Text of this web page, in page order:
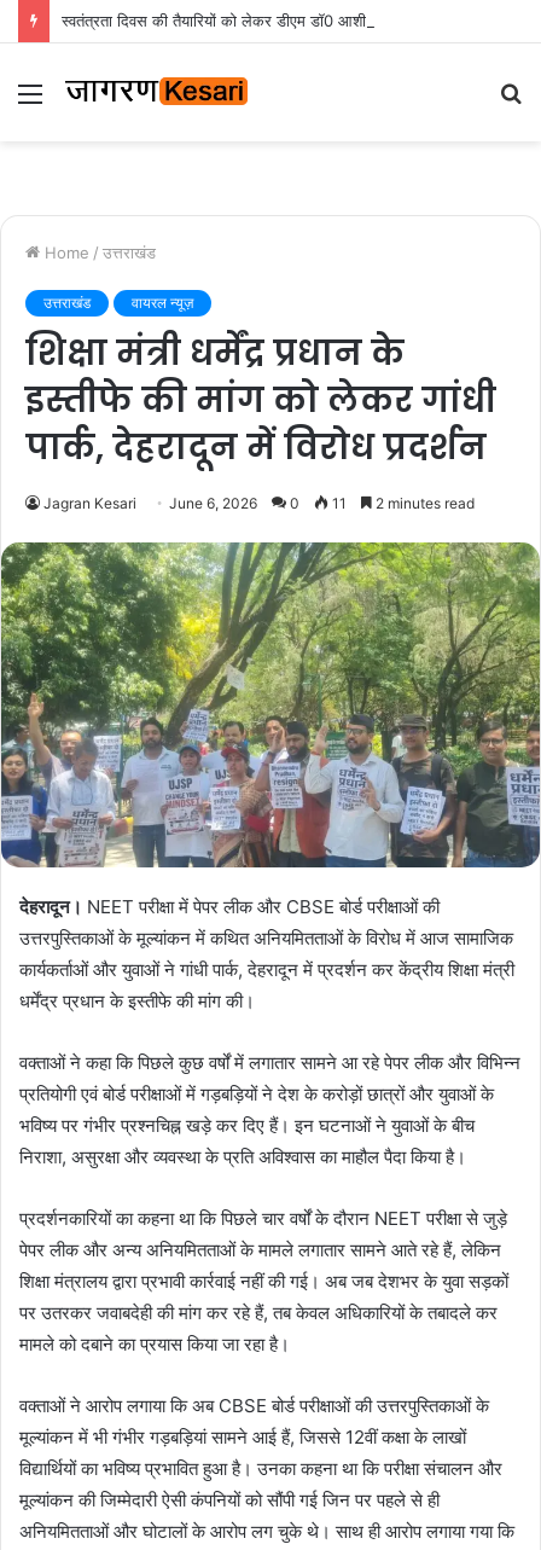
Menu
Home / उत्तराखंड
उत्तराखंड वायरल न्यूज़
शिक्षा मंत्री धर्मेंद्र प्रधान के
इस्तीफे की मांग को लेकर गांधी
पार्क, देहरादून में विरोध प्रदर्शन
Jagran Kesari June 6, 2026 0 11 2 minutes read
देहरादून। NEET परीक्षा में पेपर लीक और CBSE बोर्ड परीक्षाओं की
उत्तरपुस्तिकाओं के मूल्यांकन में कथित अनियमितताओं के विरोध में आज सामाजिक
कार्यकर्ताओं और युवाओं ने गांधी पार्क, देहरादून में प्रदर्शन कर केंद्रीय शिक्षा मंत्री
धर्मेंद्र प्रधान के इस्तीफे की मांग की।
वक्ताओं ने कहा कि पिछले कुछ वर्षों में लगातार सामने आ रहे पेपर लीक और विभिन्न
प्रतियोगी एवं बोर्ड परीक्षाओं में गड़बड़ियों ने देश के करोड़ों छात्रों और युवाओं के
भविष्य पर गंभीर प्रश्नचिह्न खड़े कर दिए हैं। इन घटनाओं ने युवाओं के बीच
निराशा, असुरक्षा और व्यवस्था के प्रति अविश्वास का माहौल पैदा किया है।
प्रदर्शनकारियों का कहना था कि पिछले चार वर्षों के दौरान NEET परीक्षा से जुड़े
पेपर लीक और अन्य अनियमितताओं के मामले लगातार सामने आते रहे हैं, लेकिन
शिक्षा मंत्रालय द्वारा प्रभावी कार्रवाई नहीं की गई। अब जब देशभर के युवा सड़कों
पर उतरकर जवाबदेही की मांग कर रहे हैं, तब केवल अधिकारियों के तबादले कर
मामले को दबाने का प्रयास किया जा रहा है।
वक्ताओं ने आरोप लगाया कि अब CBSE बोर्ड परीक्षाओं की उत्तरपुस्तिकाओं के
मूल्यांकन में भी गंभीर गड़बड़ियां सामने आई हैं, जिससे 12वीं कक्षा के लाखों
विद्यार्थियों का भविष्य प्रभावित हुआ है। उनका कहना था कि परीक्षा संचालन और
मूल्यांकन की जिम्मेदारी ऐसी कंपनियों को सौंपी गई जिन पर पहले से ही
अनियमितताओं और घोटालों के आरोप लग चुके थे। साथ ही आरोप लगाया गया कि